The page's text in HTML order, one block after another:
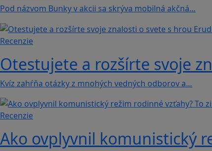
Pod názvom Bunky v akcii sa skrýva mobilná akčná…
Recenzie
Otestujete a rozšírte svoje
Kvíz zahŕňa otázky z mnohých vedných odborov a…
Recenzie
Ako ovplyvnil komunistický